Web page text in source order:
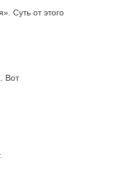
Суть от этого
Вот